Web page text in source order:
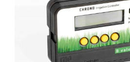
Chrono-Serie